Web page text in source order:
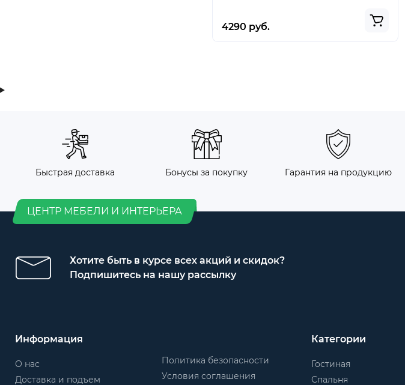
4290 руб.
Быстрая доставка Бонусы за покупку Гарантия на продукцию
ЦЕНТР МЕБЕЛИ И ИНТЕРЬЕРА
Хотите быть в курсе всех акций и скидок?
Подпишитесь на нашу рассылку
Информация
О нас
Доставка и подъем
Политика безопасности
Условия соглашения
Категории
Гостиная
Спальня